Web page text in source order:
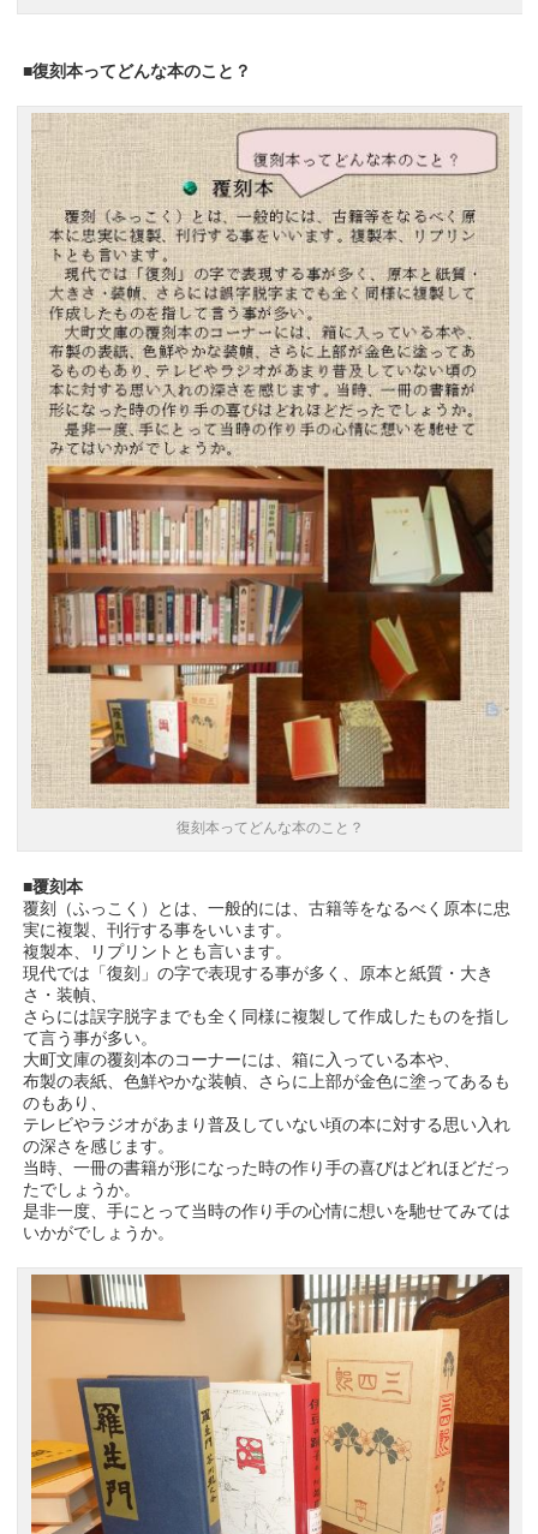
■復刻本ってどんな本のこと？
復刻本ってどんな本のこと？
■覆刻本
覆刻（ふっこく）とは、一般的には、古籍等をなるべく原本に忠
実に複製、刊行する事をいいます。
複製本、リプリントとも言います。
現代では「復刻」の字で表現する事が多く、原本と紙質・大き
さ・装幀、
さらには誤字脱字までも全く同様に複製して作成したものを指し
て言う事が多い。
大町文庫の覆刻本のコーナーには、箱に入っている本や、
布製の表紙、色鮮やかな装幀、さらに上部が金色に塗ってあるも
のもあり、
テレビやラジオがあまり普及していない頃の本に対する思い入れ
の深さを感じます。
当時、一冊の書籍が形になった時の作り手の喜びはどれほどだっ
たでしょうか。
是非一度、手にとって当時の作り手の心情に想いを馳せてみては
いかがでしょうか。